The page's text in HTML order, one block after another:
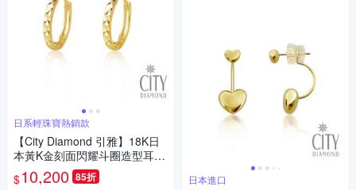
日系輕珠寶熱銷款
【City Diamond 引雅】18K日
本黃K金刻面閃耀斗圈造型耳環
(東京Yuki系列)
$10,200 85折 日本進口